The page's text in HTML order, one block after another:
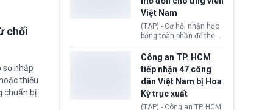
chối
sơ nhập
thiếu
chuẩn bị
động hàng hải. Những
tín hiệu ngoại giao tích
cực này lập tức tác động
đến thị trường năng
lượng, kéo giá dầu thế
giới lùi sâu xuống dưới
mức 80 USD/thùng.
Việt Nam
(TAP) - Cơ hội nhận học
bổng toàn phần để theo
học chương trình thạc sĩ
tại Vương quốc Anh đã
chính thức quay trở lại.
Học bổng Chevening
2027/28 của Chính phủ
Anh vừa mở cổng ứng
tuyển dành riêng ứng
Công an TP. HCM
tiếp nhận 47 công
dân Việt Nam bị Hoa
Kỳ trục xuất
(TAP) - Công an TP. HCM